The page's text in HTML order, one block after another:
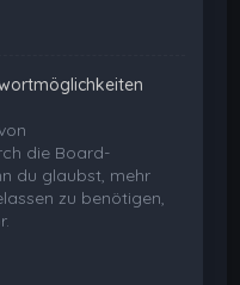
die Board-
du glaubst, mehr
zu benötigen,